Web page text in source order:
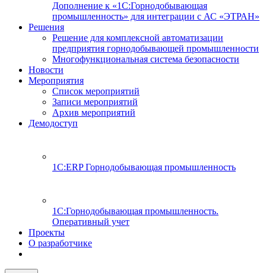
Дополнение к «1С:Горнодобывающая
промышленность» для интеграции с АС «ЭТРАН»
Решения
Решение для комплексной автоматизации
предприятия горнодобывающей промышленности
Многофункциональная система безопасности
Новости
Мероприятия
Список мероприятий
Записи мероприятий
Архив мероприятий
Демодоступ
1С:ERP Горнодобывающая промышленность
1С:Горнодобывающая промышленность.
Оперативный учет
Проекты
О разработчике